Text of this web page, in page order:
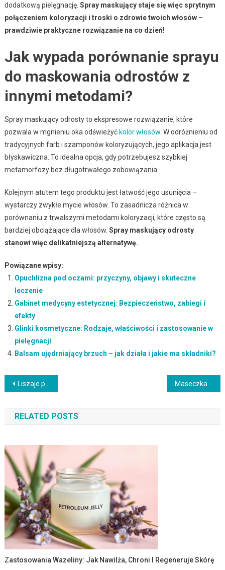
dodatkową pielęgnację. Spray maskujący staje się więc sprytnym
połączeniem koloryzacji i troski o zdrowie twoich włosów –
prawdziwie praktyczne rozwiązanie na co dzień!
Jak wypada porównanie sprayu
do maskowania odrostów z
innymi metodami?
Spray maskujący odrosty to ekspresowe rozwiązanie, które
pozwala w mgnieniu oka odświeżyć kolor włosów. W odróżnieniu od
tradycyjnych farb i szamponów koloryzujących, jego aplikacja jest
błyskawiczna. To idealna opcja, gdy potrzebujesz szybkiej
metamorfozy bez długotrwałego zobowiązania.
Kolejnym atutem tego produktu jest łatwość jego usunięcia –
wystarczy zwykłe mycie włosów. To zasadnicza różnica w
porównaniu z trwalszymi metodami koloryzacji, które często są
bardziej obciążające dla włosów. Spray maskujący odrosty
stanowi więc delikatniejszą alternatywę.
Powiązane wpisy:
Opuchlizna pod oczami: przyczyny, objawy i skuteczne
leczenie
Gabinet medycyny estetycznej: Bezpieczeństwo, zabiegi i
efekty
Glinki kosmetyczne: Rodzaje, właściwości i zastosowanie w
pielęgnacji
Balsam ujędrniający brzuch – jak działa i jakie ma składniki?
Nawigacja
wpisu
Liszaje pod oczami – jak je rozpoznać i leczyć?
RELATED POSTS
Zastosowania Wazeliny: Jak Nawilża, Chroni I Regeneruje Skórę